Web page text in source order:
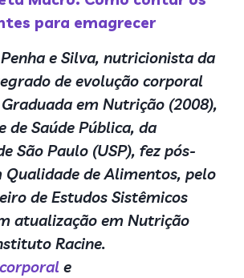
para emagrecer
e Silva, nutricionista da
de evolução corporal
em Nutrição (2008),
de Saúde Pública, da
São Paulo (USP), fez pós-
Qualidade de Alimentos, pelo
de Estudos Sistêmicos
atualização em Nutrição
Racine.
e